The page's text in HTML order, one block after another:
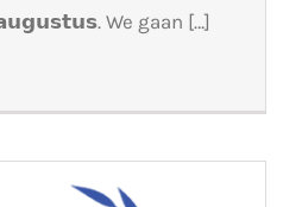
We gaan […]